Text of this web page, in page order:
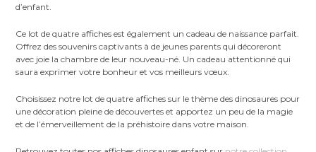
d’enfant.
Ce lot de quatre affiches est également un cadeau de naissance parfait.
Offrez des souvenirs captivants à de jeunes parents qui décoreront
avec joie la chambre de leur nouveau-né. Un cadeau attentionné qui
saura exprimer votre bonheur et vos meilleurs vœux.
Choisissez notre lot de quatre affiches sur le thème des dinosaures pour
une décoration pleine de découvertes et apportez un peu de la magie
et de l’émerveillement de la préhistoire dans votre maison.